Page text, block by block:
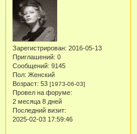
Зарегистрирован: 2016-05-13
Приглашений: 0
Сообщений: 9145
Пол: Женский
Возраст: 53 [1973-06-03]
Провел на форуме:
2 месяца 8 дней
Последний визит:
2025-02-03 17:59:46